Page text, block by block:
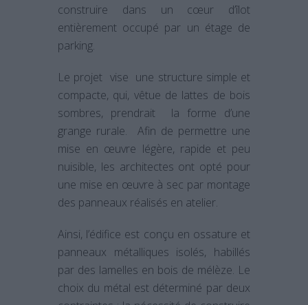
construire dans un cœur d’îlot
entièrement occupé par un étage de
parking.
Le projet vise une structure simple et
compacte, qui, vêtue de lattes de bois
sombres, prendrait la forme d’une
grange rurale. Afin de permettre une
mise en œuvre légère, rapide et peu
nuisible, les architectes ont opté pour
une mise en œuvre à sec par montage
des panneaux réalisés en atelier.
Ainsi, l’édifice est conçu en ossature et
panneaux métalliques isolés, habillés
par des lamelles en bois de mélèze. Le
choix du métal est déterminé par deux